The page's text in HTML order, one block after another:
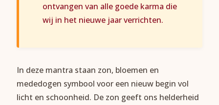
ontvangen van alle goede karma die
wij in het nieuwe jaar verrichten.
In deze mantra staan zon, bloemen en
mededogen symbool voor een nieuw begin vol
licht en schoonheid. De zon geeft ons helderheid